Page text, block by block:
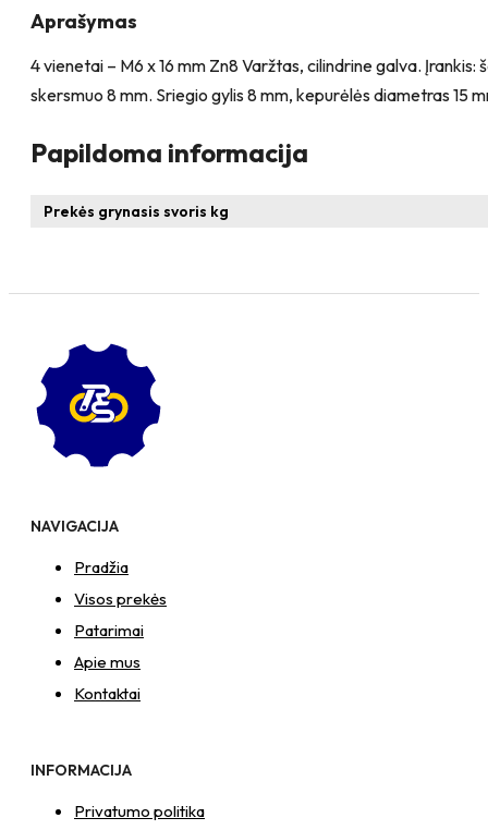
+
4
vienetai
–
NTM6
12
Zn
formos
Aprašymas
4 vienetai – M6 x 16 mm Zn8 Varžtas, cilindrine galva.
skersmuo 8 mm. Sriegio gylis 8 mm, kepurėlės diametras 15
Papildoma informacija
Prekės grynasis svoris kg
NAVIGACIJA
Pradžia
Visos prekės
Patarimai
Apie mus
Kontaktai
INFORMACIJA
Privatumo politika